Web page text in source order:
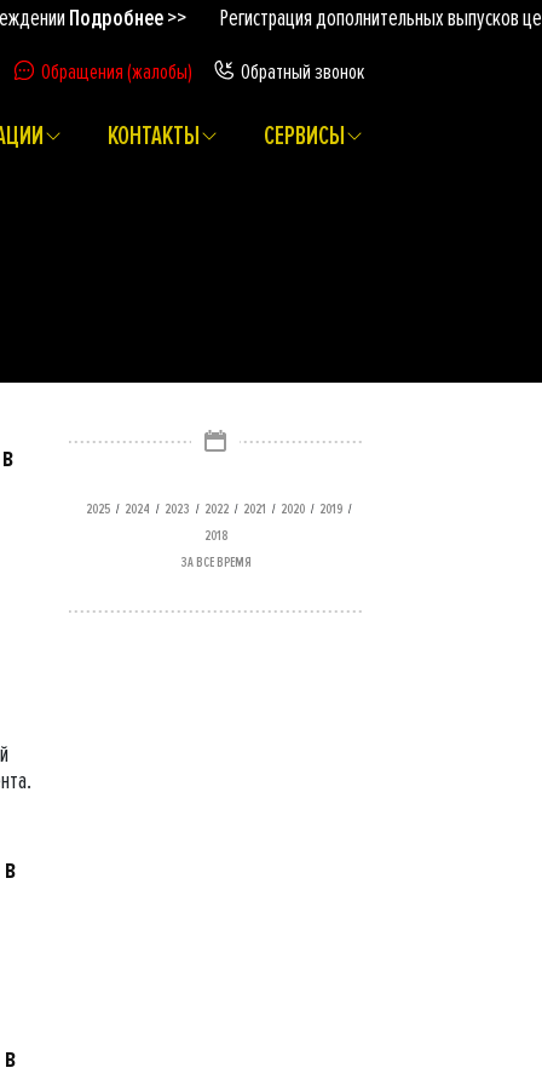
Подробнее >> Регистрация дополнительных выпусков ценных
Обращения (жалобы) Обратный звонок
КОНТАКТЫ СЕРВИСЫ
2025 / 2024 / 2023 / 2022 / 2021 / 2020 / 2019 /
2018
ЗА ВСЕ ВРЕМЯ